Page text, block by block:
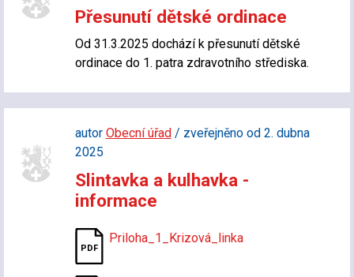
Přesunutí dětské ordinace
Od 31.3.2025 dochází k přesunutí dětské
ordinace do 1. patra zdravotního střediska.
autor Obecní úřad/ zveřejněno od 2. dubna
2025
Slintavka a kulhavka -
informace
Priloha_1_Krizová_linka